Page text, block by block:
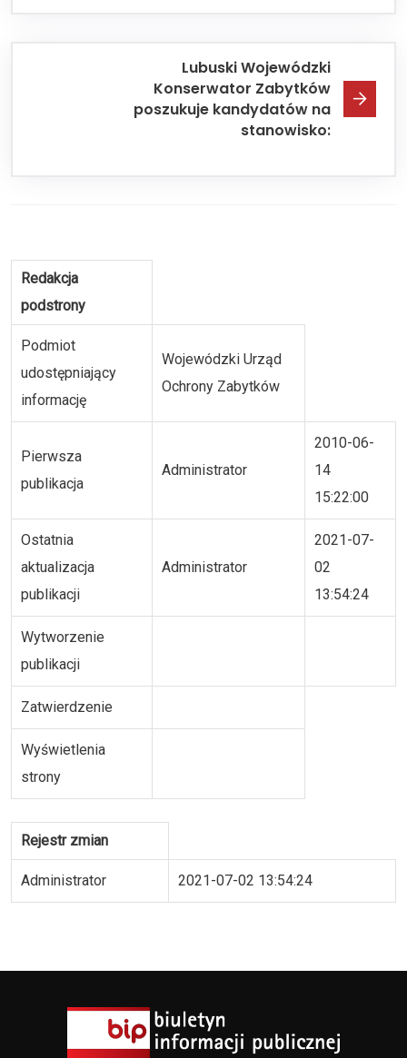
Lubuski Wojewódzki
Konserwator Zabytków
poszukuje kandydatów na
stanowisko:
Redakcja
podstrony
Podmiot
udostępniający
informację
Wojewódzki Urząd
Ochrony Zabytków
Pierwsza
publikacja
Administrator
2010-06-
14
15:22:00
Ostatnia
aktualizacja
publikacji
Administrator
2021-07-
02
13:54:24
Wytworzenie
publikacji
Zatwierdzenie
Wyświetlenia
strony
Rejestr zmian
Administrator 2021-07-02 13:54:24